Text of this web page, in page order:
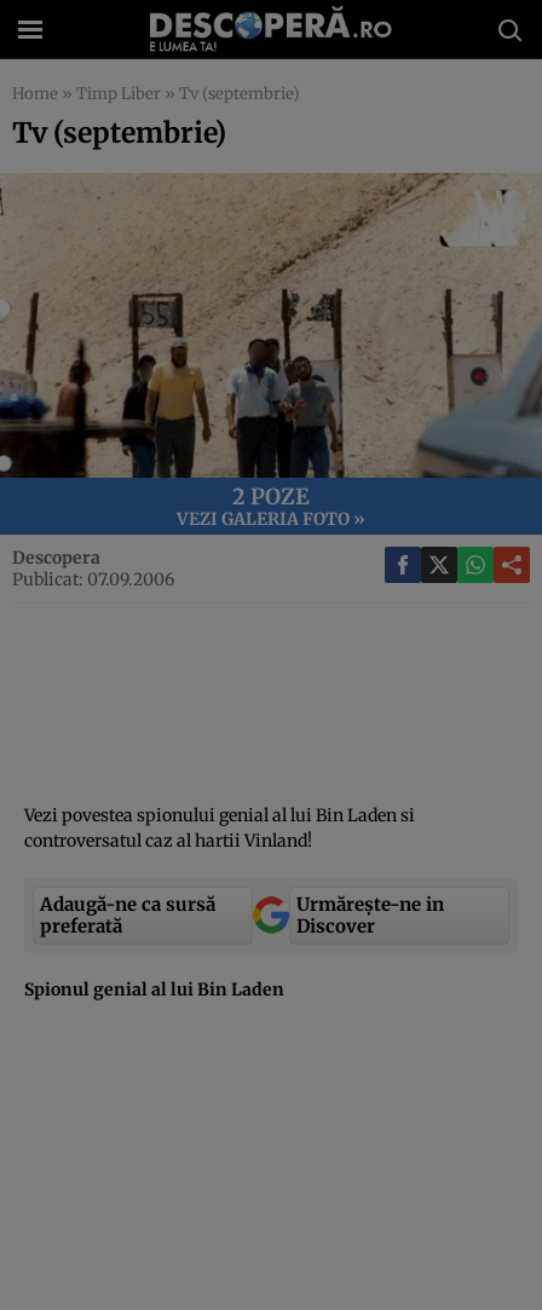
Home » Timp Liber » Tv (septembrie)
Tv (septembrie)
2 POZE
VEZI GALERIA FOTO »
Descopera
Publicat: 07.09.2006
Vezi povestea spionului genial al lui Bin Laden si
controversatul caz al hartii Vinland!
Adaugă-ne ca sursă
preferată
Urmărește-ne in
Discover
Spionul genial al lui Bin Laden